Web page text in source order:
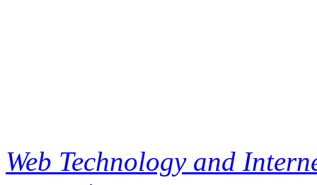
Web Technology and